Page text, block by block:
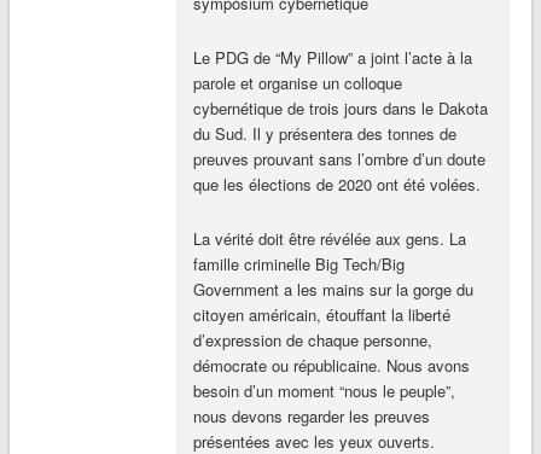
Le PDG de “My Pillow” a joint l’acte à la
parole et organise un colloque
cybernétique de trois jours dans le Dakota
du Sud. Il y présentera des tonnes de
preuves prouvant sans l’ombre d’un doute
que les élections de 2020 ont été volées.
La vérité doit être révélée aux gens. La
famille criminelle Big Tech/Big
Government a les mains sur la gorge du
citoyen américain, étouffant la liberté
d’expression de chaque personne,
démocrate ou républicaine. Nous avons
besoin d’un moment “nous le peuple”,
nous devons regarder les preuves
présentées avec les yeux ouverts.